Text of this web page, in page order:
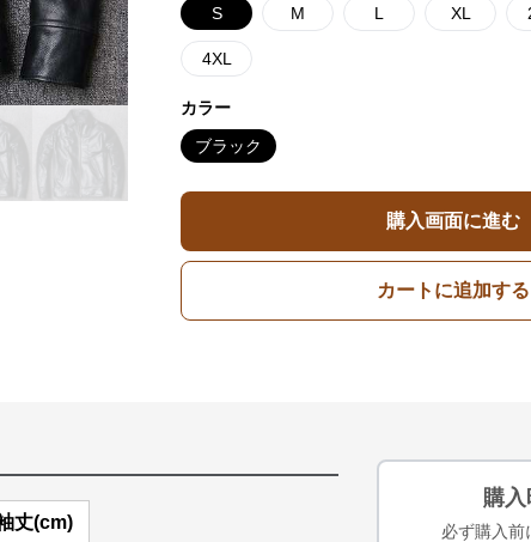
S M L XL
4XL
カラー
ブラック
購入画面に進む
カートに追加する
丈(cm)
購
必ず購入前